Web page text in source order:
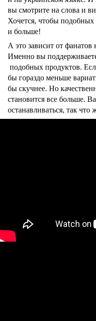
вы смотрите на слова и
Хочется, чтобы подобных
и больше!
А это зависит от
Именно вы
подобных продуктов.
бы гораздо меньше
бы скучнее. Но
становится все больше.
останавливаться, так